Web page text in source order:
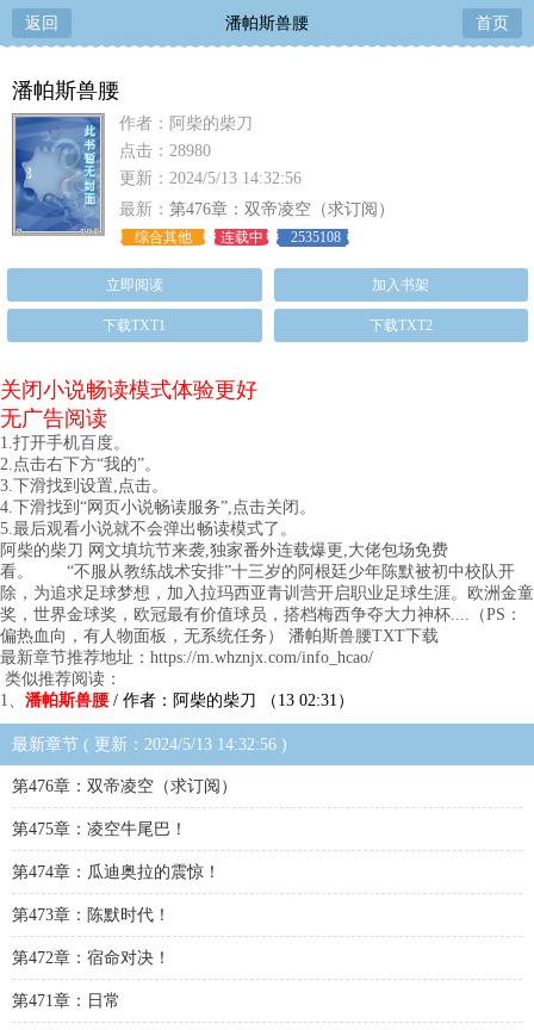
返回 潘帕斯兽腰 首页
潘帕斯兽腰
作者：阿柴的柴刀
点击：28980
更新：2024/5/13 14:32:56
最新： 第476章：双帝凌空（求订阅）
综合其他 连载中 2535108
立即阅读 加入书架
下载TXT1 下载TXT2
关闭小说畅读模式体验更好
无广告阅读
1.打开手机百度。
2.点击右下方“我的”。
3.下滑找到设置,点击。
4.下滑找到“网页小说畅读服务”,点击关闭。
5.最后观看小说就不会弹出畅读模式了。
阿柴的柴刀 网文填坑节来袭,独家番外连载爆更,大佬包场免费
看。 “不服从教练战术安排”十三岁的阿根廷少年陈默被初中校队开
除，为追求足球梦想，加入拉玛西亚青训营开启职业足球生涯。欧洲金童
奖，世界金球奖，欧冠最有价值球员，搭档梅西争夺大力神杯....（PS：
偏热血向，有人物面板，无系统任务） 潘帕斯兽腰TXT下载
最新章节推荐地址：https://m.whznjx.com/info_hcao/
类似推荐阅读：
1、 潘帕斯兽腰/ 作者：阿柴的柴刀 （13 02:31）
最新章节 ( 更新：2024/5/13 14:32:56 )
第476章：双帝凌空（求订阅）
第475章：凌空牛尾巴！
第474章：瓜迪奥拉的震惊！
第473章：陈默时代！
第472章：宿命对决！
第471章：日常